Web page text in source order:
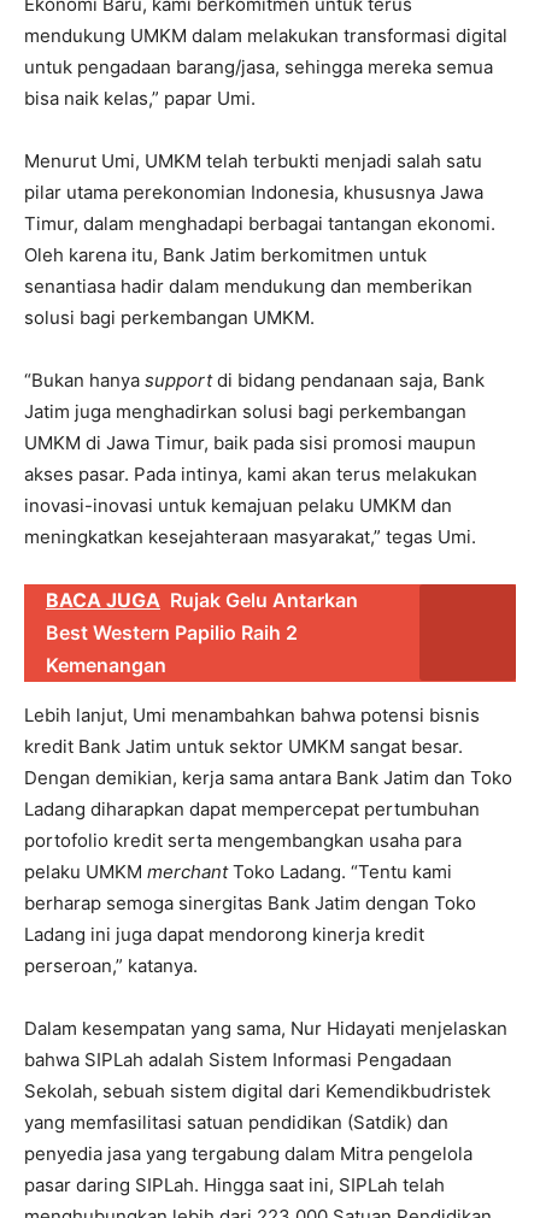
mendukung UMKM dalam melakukan transformasi digital
untuk pengadaan barang/jasa, sehingga mereka semua
bisa naik kelas,” papar Umi.
Menurut Umi, UMKM telah terbukti menjadi salah satu
pilar utama perekonomian Indonesia, khususnya Jawa
Timur, dalam menghadapi berbagai tantangan ekonomi.
Oleh karena itu, Bank Jatim berkomitmen untuk
senantiasa hadir dalam mendukung dan memberikan
solusi bagi perkembangan UMKM.
“Bukan hanya supportdi bidang pendanaan saja, Bank
Jatim juga menghadirkan solusi bagi perkembangan
UMKM di Jawa Timur, baik pada sisi promosi maupun
akses pasar. Pada intinya, kami akan terus melakukan
inovasi-inovasi untuk kemajuan pelaku UMKM dan
meningkatkan kesejahteraan masyarakat,” tegas Umi.
BACA JUGA Rujak Gelu Antarkan
Best Western Papilio Raih 2
Kemenangan
Lebih lanjut, Umi menambahkan bahwa potensi bisnis
kredit Bank Jatim untuk sektor UMKM sangat besar.
Dengan demikian, kerja sama antara Bank Jatim dan Toko
Ladang diharapkan dapat mempercepat pertumbuhan
portofolio kredit serta mengembangkan usaha para
pelaku UMKM merchantToko Ladang. “Tentu kami
berharap semoga sinergitas Bank Jatim dengan Toko
Ladang ini juga dapat mendorong kinerja kredit
perseroan,” katanya.
Dalam kesempatan yang sama, Nur Hidayati menjelaskan
bahwa SIPLah adalah Sistem Informasi Pengadaan
Sekolah, sebuah sistem digital dari Kemendikbudristek
yang memfasilitasi satuan pendidikan (Satdik) dan
penyedia jasa yang tergabung dalam Mitra pengelola
pasar daring SIPLah. Hingga saat ini, SIPLah telah